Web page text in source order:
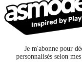
Je m'abonne pour
personnalisés selon